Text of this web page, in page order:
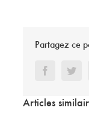
Partagez ce
Facebook
Articles